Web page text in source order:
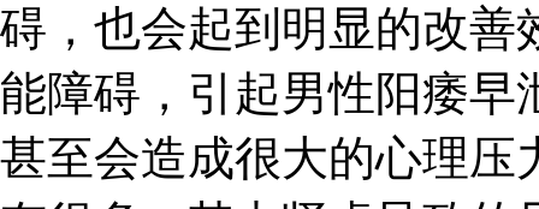
碍，也会起到明显的改善
能障碍，引起男性阳痿早
甚至会造成很大的心理压